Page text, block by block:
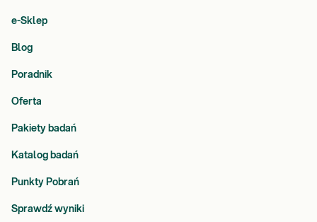
e-Sklep
Blog
Poradnik
Oferta
Pakiety badań
Katalog badań
Punkty Pobrań
Sprawdź wyniki